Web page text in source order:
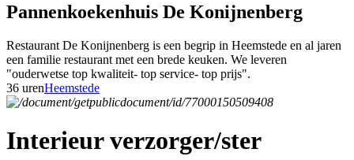
Pannenkoekenhuis De Konijnenberg
Restaurant De Konijnenberg is een begrip in Heemstede en al jaren
een familie restaurant met een brede keuken. We leveren
"ouderwetse top kwaliteit- top service- top prijs".
36 urenHeemstede
Interieur verzorger/ster